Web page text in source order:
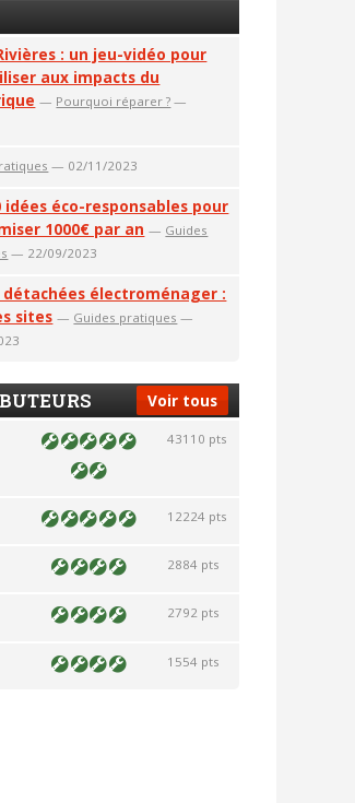
: un jeu-vidéo pour
aux impacts du
— Pourquoi réparer ? —
— 02/11/2023
idées éco-responsables pour
1000€ par an — Guides
— 22/09/2023
détachées électroménager :
sites — Guides pratiques —
Voir tous
43110 pts
12224 pts
2884 pts
2792 pts
1554 pts